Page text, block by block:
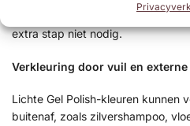
Voor alle kleuren vanaf nummer
extra stap niet nodig.
Verkleuring door vuil en
Lichte Gel Polish-kleuren kunnen
buitenaf, zoals zilvershampoo,